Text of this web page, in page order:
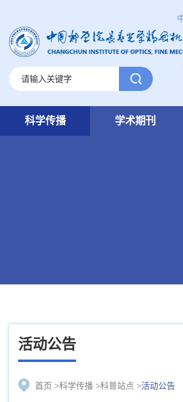
科学传播 学术期刊
活动公告
首页 >科学传播 >科普站点 >活动公告